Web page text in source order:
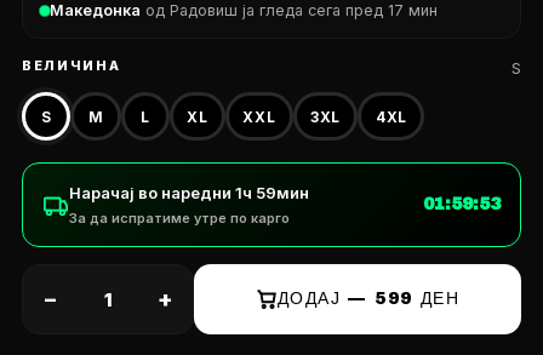
Македонка од Радовиш ја гледа сега пред 17 мин
ВЕЛИЧИНА S
S M L XL XXL 3XL 4XL
Нарачај во наредни 1ч 59мин
За да испратиме утре по карго
01:59:52
− + ДОДАЈ — 599 ДЕН